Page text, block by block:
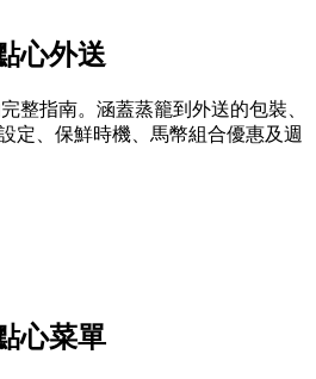
心外送
整指南。涵蓋蒸籠到外送的包裝、
設定、保鮮時機、馬幣組合優惠及週
心菜單